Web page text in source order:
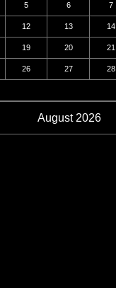
August 2026
5 6 7
12 13 14
19 20 21
26 27 28